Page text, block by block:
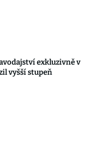
exkluzivně v
vyšší stupeň